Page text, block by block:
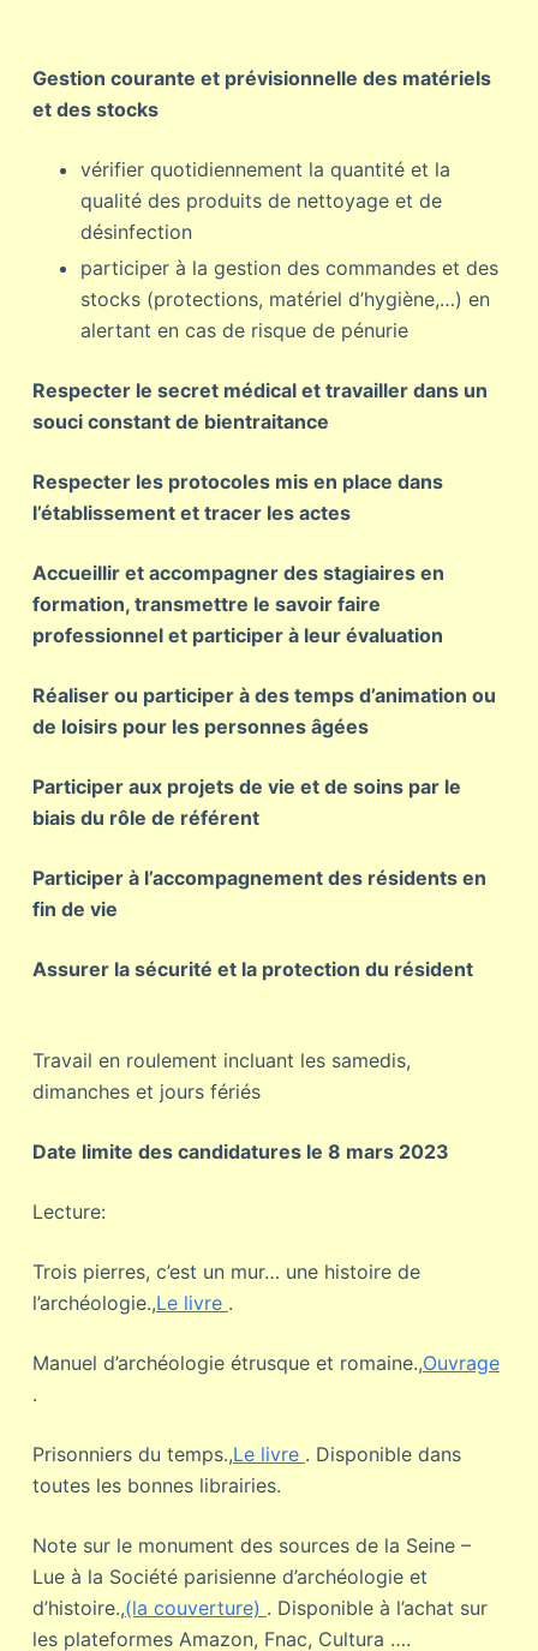
Gestion courante et prévisionnelle des matériels
et des stocks
vérifier quotidiennement la quantité et la
qualité des produits de nettoyage et de
désinfection
participer à la gestion des commandes et des
stocks (protections, matériel d’hygiène,…) en
alertant en cas de risque de pénurie
Respecter le secret médical et travailler dans un
souci constant de bientraitance
Respecter les protocoles mis en place dans
l’établissement et tracer les actes
Accueillir et accompagner des stagiaires en
formation, transmettre le savoir faire
professionnel et participer à leur évaluation
Réaliser ou participer à des temps d’animation ou
de loisirs pour les personnes âgées
Participer aux projets de vie et de soins par le
biais du rôle de référent
Participer à l’accompagnement des résidents en
fin de vie
Assurer la sécurité et la protection du résident
Travail en roulement incluant les samedis,
dimanches et jours fériés
Date limite des candidatures le 8 mars 2023
Lecture:
Trois pierres, c’est un mur… une histoire de
l’archéologie.,Le livre .
Manuel d’archéologie étrusque et romaine.,Ouvrage
.
Prisonniers du temps.,Le livre . Disponible dans
toutes les bonnes librairies.
Note sur le monument des sources de la Seine –
Lue à la Société parisienne d’archéologie et
d’histoire.,(la couverture) . Disponible à l’achat sur
les plateformes Amazon, Fnac, Cultura ….